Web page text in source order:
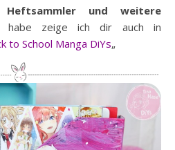
Heftsammler und weitere
habe zeige ich dir auch in
to School Manga DiYs„